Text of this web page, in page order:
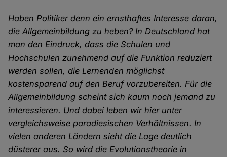
Haben Politiker denn ein ernsthaftes Interesse daran,
die Allgemeinbildung zu heben? In Deutschland hat
man den Eindruck, dass die Schulen und
Hochschulen zunehmend auf die Funktion reduziert
werden sollen, die Lernenden möglichst
kostensparend auf den Beruf vorzubereiten. Für die
Allgemeinbildung scheint sich kaum noch jemand zu
interessieren. Und dabei leben wir hier unter
vergleichsweise paradiesischen Verhältnissen. In
vielen anderen Ländern sieht die Lage deutlich
düsterer aus. So wird die Evolutionstheorie in